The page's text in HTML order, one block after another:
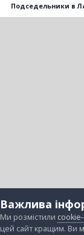
Подседельники в
Важлива
Ми розмістили
цей сайт кращим. Ви